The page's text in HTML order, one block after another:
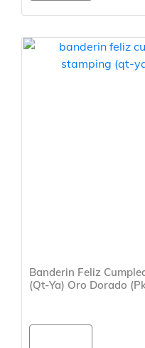
Banderin Feliz
(Qt-Ya) Oro Dorado